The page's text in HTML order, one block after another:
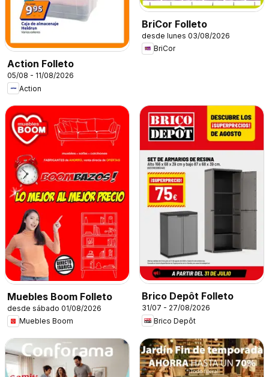
Action Folleto
05/08 - 11/08/2026
Action
BriCor Folleto
desde lunes 03/08/2026
BriCor
Muebles Boom Folleto
desde sábado 01/08/2026
Muebles Boom
Brico Depôt Folleto
31/07 - 27/08/2026
Brico Depôt